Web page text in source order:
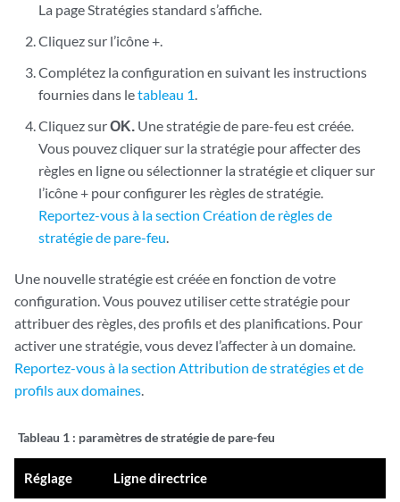
La page Stratégies standard s’affiche.
Cliquez sur l’icône +.
Complétez la configuration en suivant les instructions
fournies dans letableau 1.
Cliquez surOK. Une stratégie de pare-feu est créée.
Vous pouvez cliquer sur la stratégie pour affecter des
règles en ligne ou sélectionner la stratégie et cliquer sur
l’icône + pour configurer les règles de stratégie.
Reportez-vous à la section Création de règles de
stratégie de pare-feu.
Une nouvelle stratégie est créée en fonction de votre
configuration. Vous pouvez utiliser cette stratégie pour
attribuer des règles, des profils et des planifications. Pour
activer une stratégie, vous devez l’affecter à un domaine.
Reportez-vous à la section Attribution de stratégies et de
profils aux domaines.
Tableau 1 : paramètres de stratégie de pare-feu
Réglage Ligne directrice